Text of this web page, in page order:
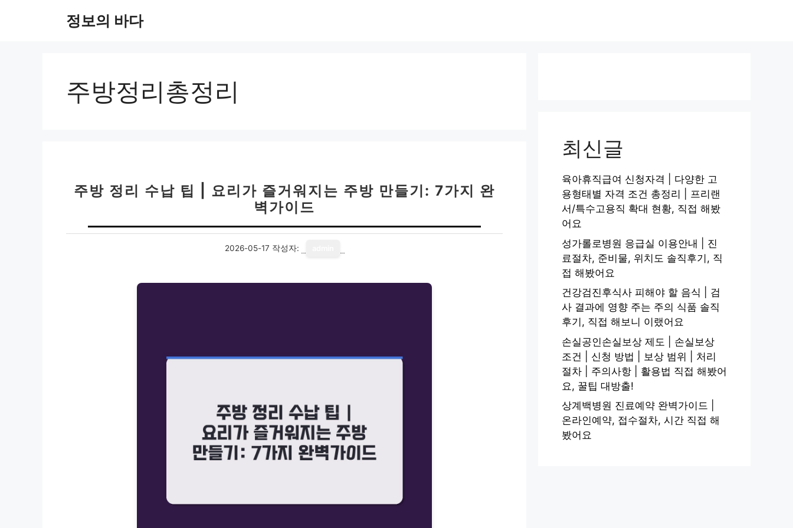
정보의 바다
주방정리총정리
주방 정리 수납 팁 | 요리가 즐거워지는 주방 만들기: 7가지 완
벽가이드
2026-05-17 작성자:
최신글
육아휴직급여 신청자격 | 다양한 고
용형태별 자격 조건 총정리 | 프리랜
서/특수고용직 확대 현황, 직접 해봤
어요
성가롤로병원 응급실 이용안내 | 진
료절차, 준비물, 위치도 솔직후기, 직
접 해봤어요
건강검진후식사 피해야 할 음식 | 검
사 결과에 영향 주는 주의 식품 솔직
후기, 직접 해보니 이랬어요
손실공인손실보상 제도 | 손실보상
조건 | 신청 방법 | 보상 범위 | 처리
절차 | 주의사항 | 활용법 직접 해봤어
요, 꿀팁 대방출!
상계백병원 진료예약 완벽가이드 |
온라인예약, 접수절차, 시간 직접 해
봤어요